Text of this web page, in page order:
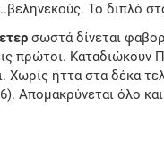
Το διπλό
σωστά δίνεται
πρώτοι. Καταδιώκουν
Χωρίς ήττα στα δέκα
Απομακρύνεται όλο